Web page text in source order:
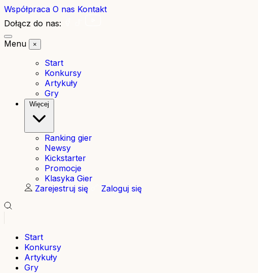
Współpraca O nas Kontakt
Dołącz do nas:
Menu
×
Start
Konkursy
Artykuły
Gry
Więcej
Ranking gier
Newsy
Kickstarter
Promocje
Klasyka Gier
Zarejestruj się
Zaloguj się
Start
Konkursy
Artykuły
Gry